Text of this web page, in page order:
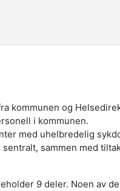
kommunen og
i kommunen.
med uhelbredelig
sammen med
9 deler. Noen av